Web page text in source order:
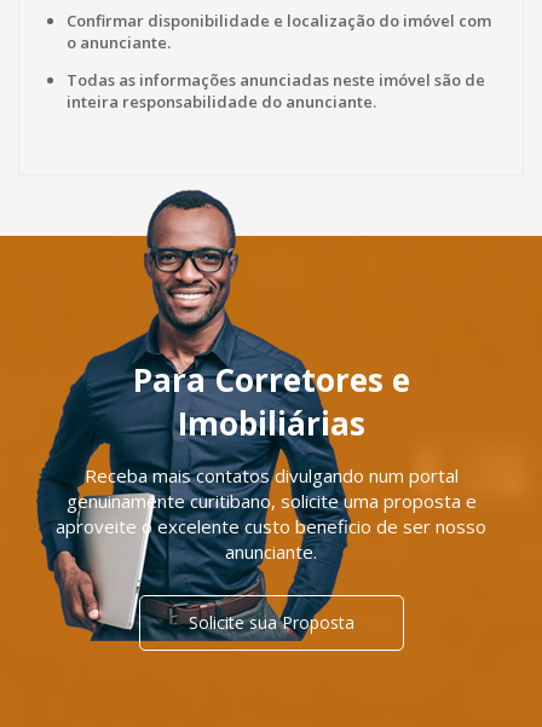
Confirmar disponibilidade e localização do imóvel com
o anunciante.
Todas as informações anunciadas neste imóvel são de
inteira responsabilidade do anunciante.
Para Corretores e
Imobiliárias
Receba mais contatos divulgando num portal
genuinamente curitibano, solicite uma proposta e
aproveite o excelente custo beneficio de ser nosso
anunciante.
Solicite sua Proposta